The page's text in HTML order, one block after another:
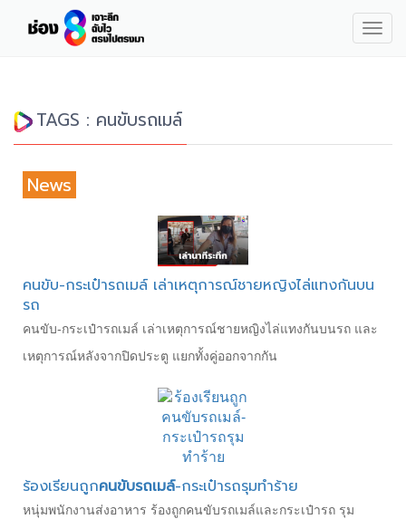
TAGS : คนขับรถเมล์
News
คนขับ-กระเป๋ารถเมล์ เล่าเหตุการณ์ชายหญิงไล่แทงกันบน
รถ
คนขับ-กระเป๋ารถเมล์ เล่าเหตุการณ์ชายหญิงไล่แทงกันบนรถ และ
เหตุการณ์หลังจากปิดประตู แยกทั้งคู่ออกจากกัน
ร้องเรียนถูกคนขับรถเมล์-กระเป๋ารถรุมทำร้าย
หนุ่มพนักงานส่งอาหาร ร้องถูกคนขับรถเมล์และกระเป๋ารถ รุม